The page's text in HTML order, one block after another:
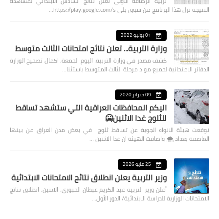
النتيجة نزل هذا البرنامج من سوق بلي https://play.google.com/s…
01 يوليو 2022
وزارة التربية... تعلن نتائج امتحانات الثالث متوسط
كشف مصدر في وزارة التربية، اليوم الجمعة، اكمال تصحيح الوزارة
الدفاتر الامتحانية لجميع مواد مرحلة الثالث المتوسط باستثنا…
09 فبراير 2020
اليكم المحافظات العراقية التي ستشهد تساقط
للثلوج غدا الاثنين🥶
توقعت هيئة الانواء الجوية عن تساقط ثلوج في بعض مدن العراق من بينها
العاصمة بغداد ⁦🌨️⁩ واضافت الهيئة ان غدا الاثنين …
25 مايو 2026
وزير التربية يعلن انطلاق نتائج الامتحانات الابتدائية
أعلن وزير التربية عبد الكريم عبطان الجبوري، الاثنين، انطلاق نتائج
الامتحانات الوزارية للدراسة الابتدائية/ الدور الأول…